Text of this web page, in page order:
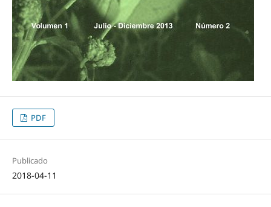
PDF
Publicado
2018-04-11